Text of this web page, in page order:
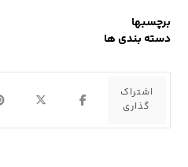
برچسبها
دسته بندی ها